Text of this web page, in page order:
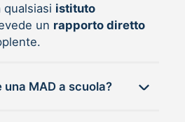
qualsiasi istituto
un rapporto diretto
Chi può inviare una MAD a scuola?